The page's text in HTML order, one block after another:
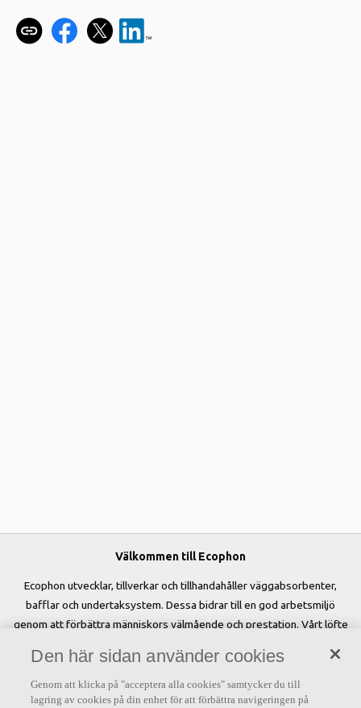
Välkommen till Ecophon
Ecophon utvecklar, tillverkar och tillhandahåller väggabsorbenter,
bafflar och undertaksystem. Dessa bidrar till en god arbetsmiljö
genom att förbättra människors välmående och prestation. Vårt löfte
Den här sidan använder cookies
Genom att klicka på "acceptera alla cookies" samtycker du till
lagring av cookies på din enhet för att förbättra navigeringen på